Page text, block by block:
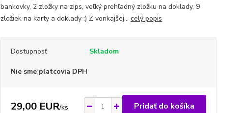
bankovky, 2 zložky na zips, veľký prehľadný zložku na doklady, 9
zložiek na karty a doklady :) Z vonkajšej... celý popis
Dostupnosť Skladom
Nie sme platcovia DPH
29,00 EUR/ks Pridať do košíka